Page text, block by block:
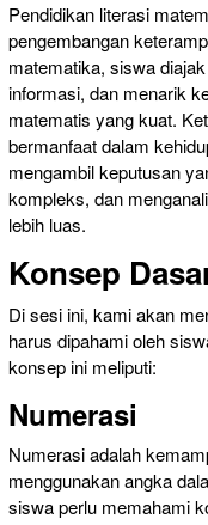
Pendidikan literasi
pengembangan
matematika, siswa
informasi, dan menarik
matematis yang kuat.
bermanfaat dalam
mengambil keputusan
kompleks, dan
lebih luas.
Konsep
Di sesi ini, kami akan
harus dipahami oleh
konsep ini meliputi:
Numerasi
Numerasi adalah
menggunakan angka
siswa perlu memahami